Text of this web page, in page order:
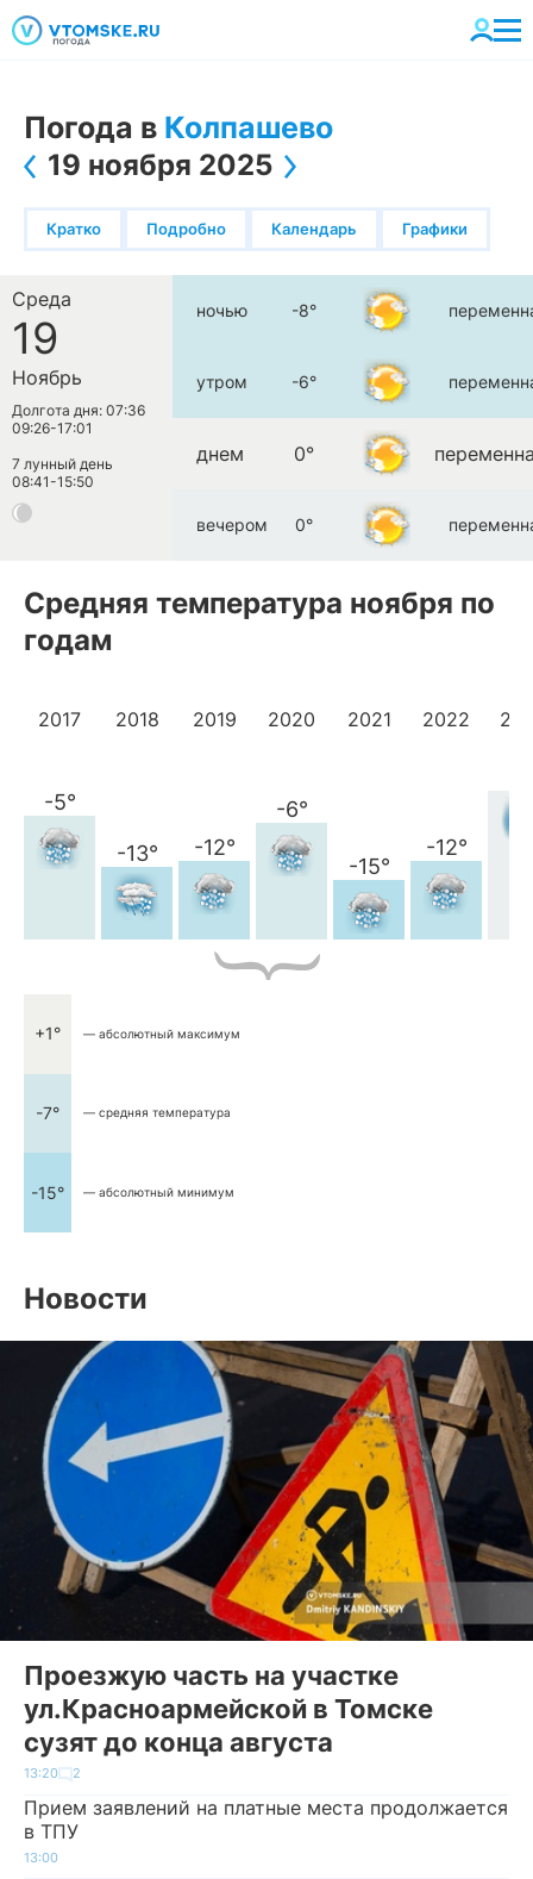
Погода в Колпашево
19 ноября 2025
Кратко Подробно Календарь Графики
Среда
19
Ноябрь
Долгота дня: 07:36
09:26-17:01
7 лунный день
08:41-15:50
ночью -8°
утром -6°
днем 0°
вечером 0°
Средняя температура ноября по
годам
2017
-5°
2018
-13°
2019
-12°
2020
-6°
2021
-15°
2022
-12°
+1° — абсолютный максимум
-7° — средняя температура
-15° — абсолютный минимум
Новости
Проезжую часть на участке
ул.Красноармейской в Томске
сузят до конца августа
13:20 2
Прием заявлений на платные места продолжается
в ТПУ
13:00